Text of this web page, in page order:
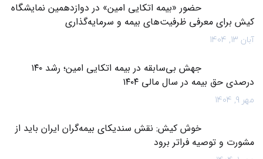
حضور «بیمه اتکایی امین» در دوازدهمین نمایشگاه
کیش برای معرفی ظرفیت‌های بیمه و سرمایه‌گذاری
آبان 13, 1404
جهش بی‌سابقه در بیمه اتکایی امین؛ رشد ۱۴۰
درصدی حق بیمه در سال مالی ۱۴۰۴
مهر 9, 1404
خوش کیش: نقش سندیکای بیمه‌گران ایران باید از
مشورت و توصیه فراتر برود